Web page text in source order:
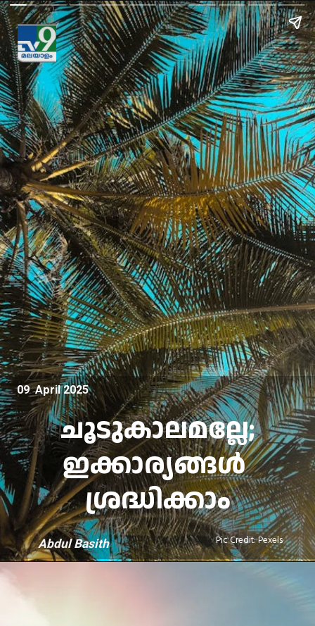
ചൂടുകാലമല്ലേ;
ഇക്കാര്യങ്ങൾ
ശ്രദ്ധിക്കാം
09 April 2025
Abdul Basith Pic Credit: Pexels